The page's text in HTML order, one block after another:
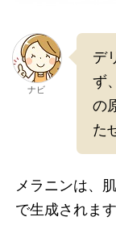
ナビ
デ
ず
の
た
メラニンは、
で生成されます